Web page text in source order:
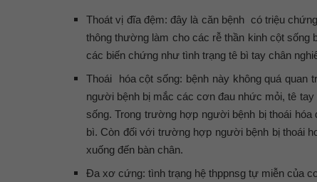
Thoát vị đĩa đệm: đây là căn bệnh có triệu
thông thường làm cho các rễ thần kinh cột sống
các biến chứng như tình trạng tê bì tay chân
Thoái hóa cột sống: bệnh này không quá quan
người bệnh bị mắc các cơn đau nhức mỏi, tê
sống. Trong trường hợp người bệnh bị thoái
bì. Còn đối với trường hợp người bệnh bị thoái
xuống đến bàn chân.
Đa xơ cứng: tình trạng hệ thppnsg tự miễn của